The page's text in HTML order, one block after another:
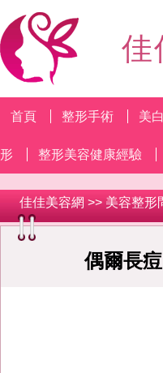
佳
首頁 整形手術 美
形 整形美容健康經驗
佳佳美容網 >> 美容整形
偶爾長